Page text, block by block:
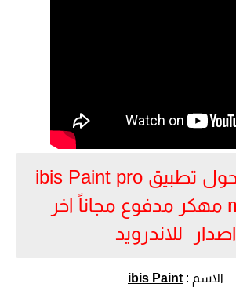
معلومات حول تطبيق ibis Paint pro
mod Apk مهكر مدفوع مجاناً اخر
اصدار للاندرويد
الاسم : ibis Paint